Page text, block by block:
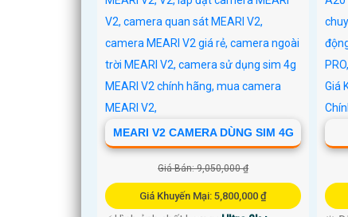
MEARI V2 CAMERA DÙNG SIM 4G
Giá Bán: 9,050,000 ₫
Giá Khuyến Mại: 5,800,000 ₫